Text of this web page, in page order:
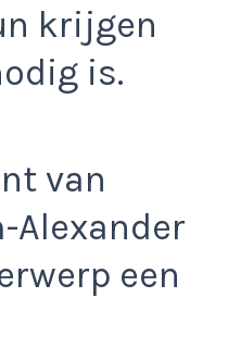
krijgen
is.
van
Alexander
een